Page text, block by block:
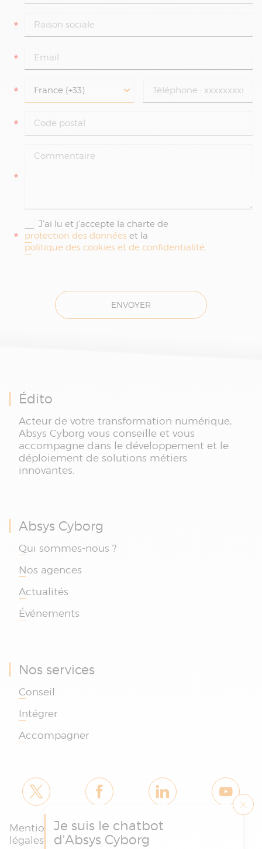
*
*
*
*
*
*
J'ai lu et j'accepte la charte de
protection des données et la
politique des cookies et de confidentialité.
ENVOYER
Édito
Acteur de votre transformation numérique,
Absys Cyborg vous conseille et vous
accompagne dans le développement et le
déploiement de solutions métiers
innovantes.
Absys Cyborg
Qui sommes-nous ?
Nos agences
Actualités
Événements
Nos services
Conseil
Intégrer
Accompagner
Mentions
légales et
Politique des
cookies et de
Je suis le chatbot
d'Absys Cyborg